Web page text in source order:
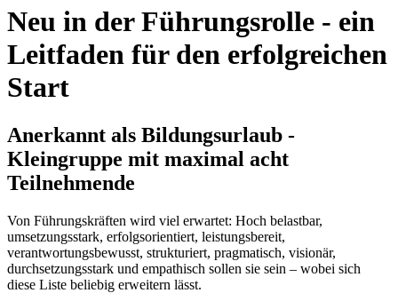
Neu in der Führungsrolle - ein
Leitfaden für den erfolgreichen
Start
Anerkannt als Bildungsurlaub -
Kleingruppe mit maximal acht
Teilnehmende
Von Führungskräften wird viel erwartet: Hoch belastbar,
umsetzungsstark, erfolgsorientiert, leistungsbereit,
verantwortungsbewusst, strukturiert, pragmatisch, visionär,
durchsetzungsstark und empathisch sollen sie sein – wobei sich
diese Liste beliebig erweitern lässt.